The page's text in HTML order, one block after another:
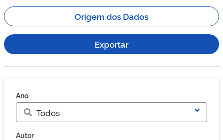
Origem dos Dados
Exportar
Ano
Autor